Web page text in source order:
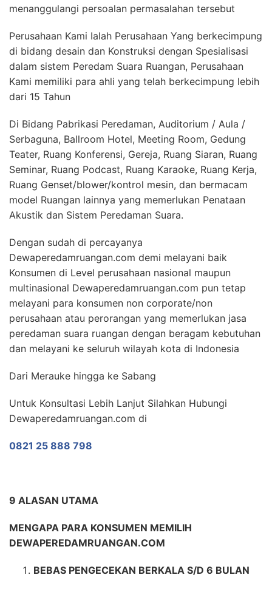
menanggulangi persoalan permasalahan tersebut
Perusahaan Kami Ialah Perusahaan Yang berkecimpung
di bidang desain dan Konstruksi dengan Spesialisasi
dalam sistem Peredam Suara Ruangan, Perusahaan
Kami memiliki para ahli yang telah berkecimpung lebih
dari 15 Tahun
Di Bidang Pabrikasi Peredaman, Auditorium / Aula /
Serbaguna, Ballroom Hotel, Meeting Room, Gedung
Teater, Ruang Konferensi, Gereja, Ruang Siaran, Ruang
Seminar, Ruang Podcast, Ruang Karaoke, Ruang Kerja,
Ruang Genset/blower/kontrol mesin, dan bermacam
model Ruangan lainnya yang memerlukan Penataan
Akustik dan Sistem Peredaman Suara.
Dengan sudah di percayanya
Dewaperedamruangan.com demi melayani baik
Konsumen di Level perusahaan nasional maupun
multinasional Dewaperedamruangan.com pun tetap
melayani para konsumen non corporate/non
perusahaan atau perorangan yang memerlukan jasa
peredaman suara ruangan dengan beragam kebutuhan
dan melayani ke seluruh wilayah kota di Indonesia
Dari Merauke hingga ke Sabang
Untuk Konsultasi Lebih Lanjut Silahkan Hubungi
Dewaperedamruangan.com di
0821 25 888 798
9 ALASAN UTAMA
MENGAPA PARA KONSUMEN MEMILIH
DEWAPEREDAMRUANGAN.COM
BEBAS PENGECEKAN BERKALA S/D 6 BULAN